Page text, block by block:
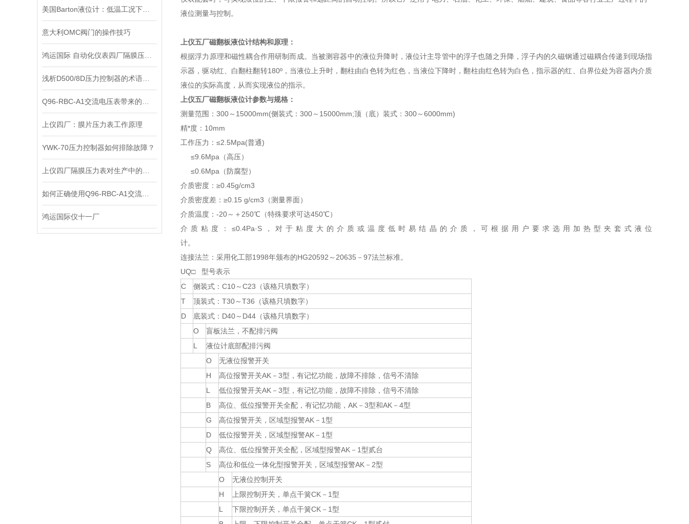
意大利OMC阀门的操作技巧
上仪四厂：膜片压力表工作原理
YWK-70压力控制器如何排除故障？
鸿运国际仪十一厂
液位测量与控制。
上仪五厂磁翻板液位计结构和原理：
根据浮力原理和磁性耦合作用研制而成。当被测容器中的液位升降时，液位计主导管中的浮子也随之升降，浮子内的久磁钢通过磁耦合传递到现场指
示器，驱动红、白翻柱翻转180º，当液位上升时，翻柱由白色转为红色，当液位下降时，翻柱由红色转为白色，指示器的红、白界位处为容器内介质
液位的实际高度，从而实现液位的指示。
上仪五厂磁翻板液位计参数与规格：
测量范围：300～15000mm(侧装式：300～15000mm;顶（底）装式：300～6000mm)
精*度：10mm
工作压力：≤2.5Mpa(普通)
≤9.6Mpa（高压）
≤0.6Mpa（防腐型）
介质密度：≥0.45g/cm3
介质密度差：≥0.15 g/cm3（测量界面）
介质温度：-20～＋250℃（特殊要求可达450℃）
介质粘度：≤0.4Pa·S，对于粘度大的介质或温度低时易结晶的介质，可根据用户要求选用加热型夹套式液位
计。
连接法兰：采用化工部1998年颁布的HG20592～20635－97法兰标准。
UQ□ 型号表示
C
侧装式：C10～C23（该格只填数字）
T
顶装式：T30～T36（该格只填数字）
D
底装式：D40～D44（该格只填数字）
O
盲板法兰，不配排污阀
L
液位计底部配排污阀
O
无液位报警开关
H
高位报警开关AK－3型，有记忆功能，故障不排除，信号不清除
L
低位报警开关AK－3型，有记忆功能，故障不排除，信号不清除
B
高位、低位报警开关全配，有记忆功能，AK－3型和AK－4型
G
高位报警开关，区域型报警AK－1型
D
低位报警开关，区域型报警AK－1型
Q
高位、低位报警开关全配，区域型报警AK－1型贰台
S
高位和低位一体化型报警开关，区域型报警AK－2型
O
无液位控制开关
H
上限控制开关，单点干簧CK－1型
L
下限控制开关，单点干簧CK－1型